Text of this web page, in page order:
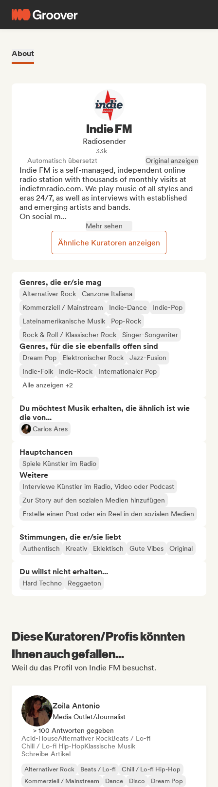
About
Genres, die er/sie mag
Alternativer Rock
Canzone Italiana
Kommerziell / Mainstream
Indie-Dance
Indie-Pop
Lateinamerikanische Musik
Pop-Rock
Rock & Roll / Klassischer Rock
Singer-Songwriter
Genres, für die sie ebenfalls offen sind
Dream Pop Elektronischer Rock
Jazz-Fusion
Indie-Folk
Indie-Rock
Internationaler Pop
Alle anzeigen +2
Du möchtest Musik erhalten, die ähnlich ist wie
die von...
Carlos Ares
Hauptchancen
Spiele Künstler im Radio
Weitere
Interviewe Künstler im Radio, Video oder Podcast
Zur Story auf den sozialen Medien hinzufügen
Erstelle einen Post oder ein Reel in den sozialen Medien
Stimmungen, die er/sie liebt
Authentisch Kreativ Eklektisch Gute Vibes Original
Du willst nicht erhalten...
Hard Techno Reggaeton
Indie FM
Radiosender
33k
Automatisch übersetzt
Original anzeigen
Indie FM is a self-managed, independent online
radio station with thousands of monthly visits at
indiefmradio.com. We play music of all styles and
eras 24/7, as well as interviews with established
and emerging artists and bands.
On social m...
Mehr sehen
Ähnliche Kuratoren anzeigen
Diese Kuratoren/Profis könnten
Ihnen auch gefallen...
Weil du das Profil von Indie FM besuchst.
Zoila Antonio
Media Outlet/Journalist
> 100 Antworten gegeben
Acid-HouseAlternativer RockBeats / Lo-fi
Chill / Lo-fi Hip-HopKlassische Musik
Schreibe Artikel
Alternativer Rock Beats / Lo-fi
Chill / Lo-fi Hip-Hop
Kommerziell / Mainstream
Dance Disco
Dream Pop